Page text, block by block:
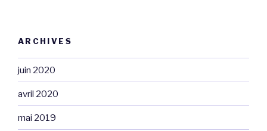
ARCHIVES
juin 2020
avril 2020
mai 2019